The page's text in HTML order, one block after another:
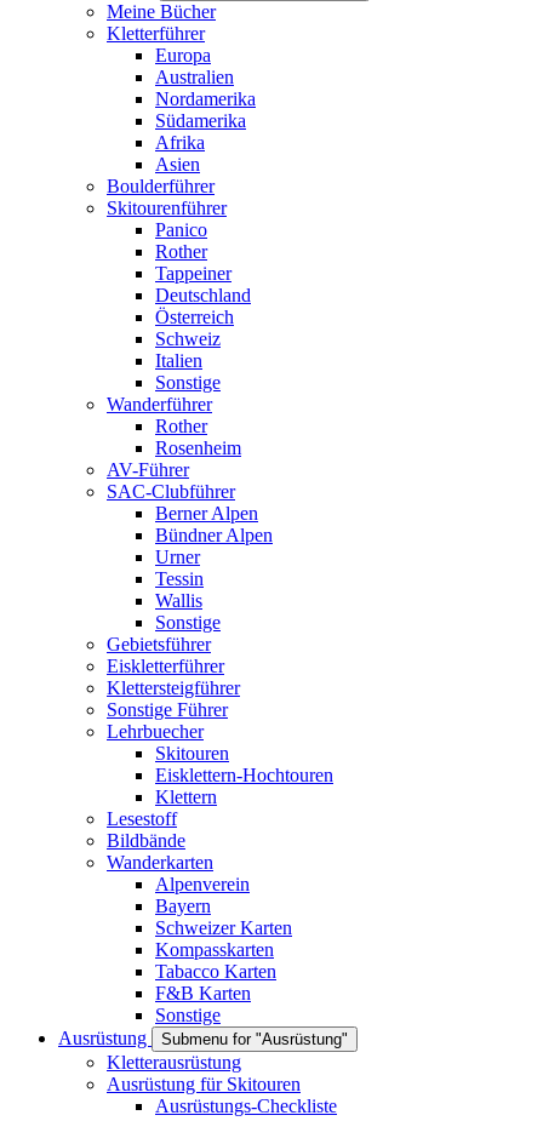
Meine Bücher
Kletterführer
Europa
Australien
Nordamerika
Südamerika
Afrika
Asien
Boulderführer
Skitourenführer
Panico
Rother
Tappeiner
Deutschland
Österreich
Schweiz
Italien
Sonstige
Wanderführer
Rother
Rosenheim
AV-Führer
SAC-Clubführer
Berner Alpen
Bündner Alpen
Urner
Tessin
Wallis
Sonstige
Gebietsführer
Eiskletterführer
Klettersteigführer
Sonstige Führer
Lehrbuecher
Skitouren
Eisklettern-Hochtouren
Klettern
Lesestoff
Bildbände
Wanderkarten
Alpenverein
Bayern
Schweizer Karten
Kompasskarten
Tabacco Karten
F&B Karten
Sonstige
Ausrüstung
Submenu for "Ausrüstung"
Kletterausrüstung
Ausrüstung für Skitouren
Ausrüstungs-Checkliste